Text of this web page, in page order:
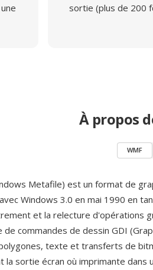
sortie (plus de 200
À propos
WMF
Metafile) est un format de
Windows 3.0 en mai 1990 en
et la relecture d'opérations
de commandes de dessin GDI
texte et transferts de
la sortie écran où imprimante dans